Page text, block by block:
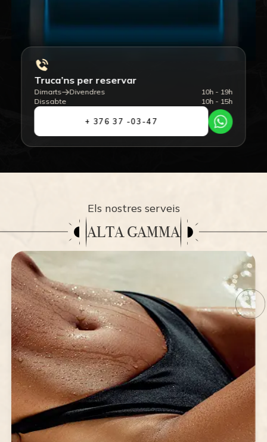
Truca’ns per reservar
10h - 19h
Dimarts
Divendres
10h - 15h
Dissabte
+ 376 37 -03-47
Els nostres serveis
ALTA GAMMA